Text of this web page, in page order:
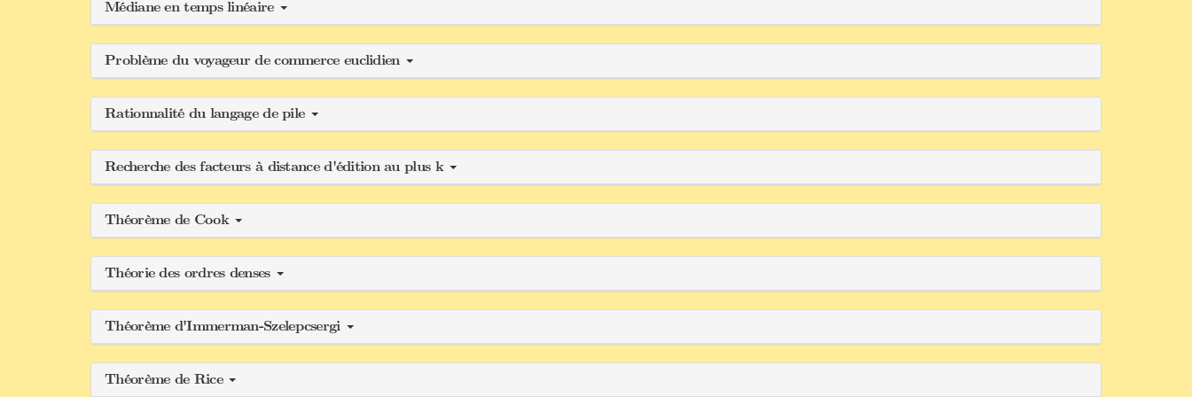
Médiane en temps linéaire
Problème du voyageur de commerce euclidien
Rationnalité du langage de pile
Recherche des facteurs à distance d'édition au plus k
Théorème de Cook
Théorie des ordres denses
Théorème d'Immerman-Szelepcsergi
Théorème de Rice